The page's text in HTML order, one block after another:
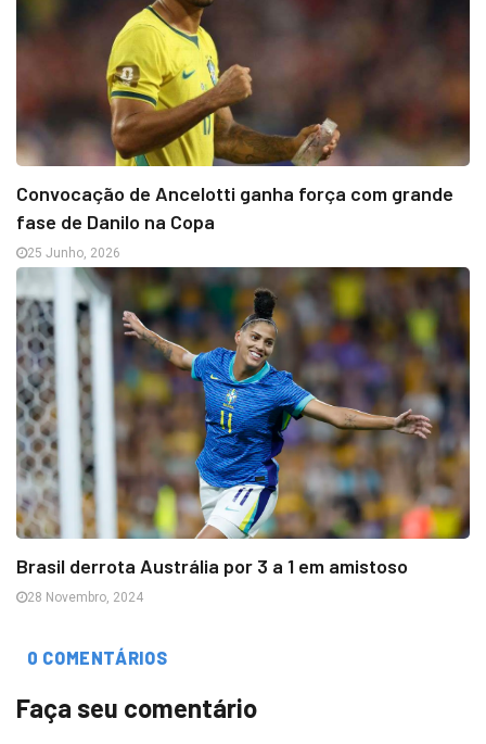
Convocação de Ancelotti ganha força com grande
fase de Danilo na Copa
25 Junho, 2026
Brasil derrota Austrália por 3 a 1 em amistoso
28 Novembro, 2024
0 COMENTÁRIOS
Faça seu comentário